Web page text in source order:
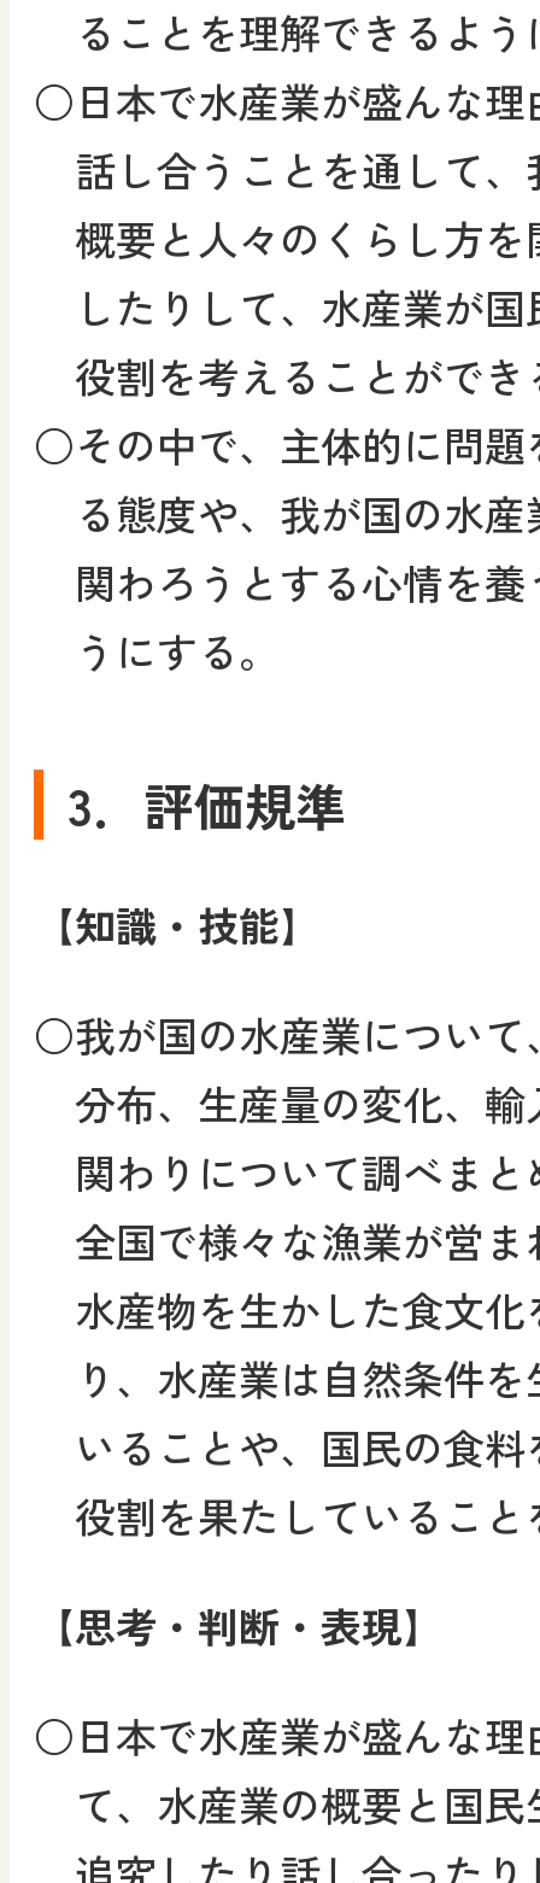
ることを理解できるよ
○日本で水産業が盛んな
話し合うことを通して
概要と人々のくらし方
したりして、水産業が
役割を考えることがで
○その中で、主体的に問
る態度や、我が国の水
関わろうとする心情を
うにする。
3．評価規準
【知識・技能】
○我が国の水産業につい
分布、生産量の変化、
関わりについて調べま
全国で様々な漁業が営
水産物を生かした食文
り、水産業は自然条件
いることや、国民の食
役割を果たしているこ
【思考・判断・表現】
○日本で水産業が盛んな
て、水産業の概要と国